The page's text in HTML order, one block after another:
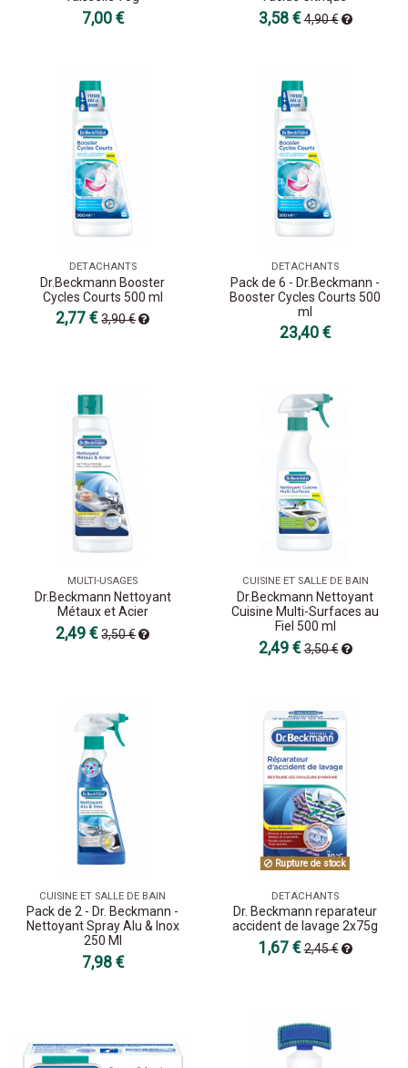
7,00 € 3,58 €4,90 €
DETACHANTS
Dr.Beckmann Booster
Cycles Courts 500 ml
2,77 €3,90 €
DETACHANTS
Pack de 6 - Dr.Beckmann -
Booster Cycles Courts 500
ml
23,40 €
MULTI-USAGES
Dr.Beckmann Nettoyant
Métaux et Acier
2,49 €3,50 €
CUISINE ET SALLE DE BAIN
Dr.Beckmann Nettoyant
Cuisine Multi-Surfaces au
Fiel 500 ml
2,49 €3,50 €
CUISINE ET SALLE DE BAIN
Pack de 2 - Dr. Beckmann -
Nettoyant Spray Alu & Inox
250 Ml
7,98 €
Rupture de stock
DETACHANTS
Dr. Beckmann reparateur
accident de lavage 2x75g
1,67 €2,45 €